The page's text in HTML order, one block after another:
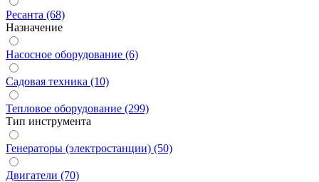
Ресанта (68)
Назначение
Насосное оборудование (6)
Садовая техника (10)
Тепловое оборудование (299)
Тип инструмента
Генераторы (электростанции) (50)
Двигатели (70)